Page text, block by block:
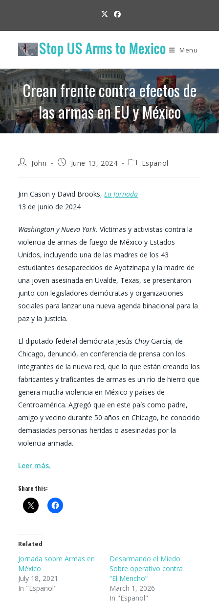
content
Menu
Crean frente contra efectos de
las armas en EU y México
PostJohn
PostJune 13, 2024
PostEspanol
Jim Cason y David Brooks,La Jornada
13 de junio de 2024
Washington y Nueva York. Víctimas y activistas contra la
violencia de armas de fuego de México y Estados
Unidos, incluyendo una de las madres de los 43
estudiantes desaparecidos de Ayotzinapa y la madre de
una joven asesinada en Uvalde, Texas, se presentaron
junto con legisladores demócratas y organizaciones
sociales para lanzar una nuevaagenda binacional para la
paz y la justicia.
El diputado federal demócrata Jesús ChuyGarcía, de
Chicago, denunció, en conferencia de prensa con los
integrantes de la nueva red, quelo que están creando los
fabricantes y traficantes de armas es un río de hierro que
genera mucha violencia en México y países de
Centroamérica. Agregó que en este paíscomo padre,
amigo y vecino durante 50 años en Chicago, he conocido
demasiadas personas heridas o asesinadas por la
violencia armada.
Leer más.
Share this:
Related
Jornada sobre Armas en
México
July 18, 2021
In "Espanol"
Desarmando el Miedo:
Sobre operativo contra
“El Mencho”
March 1, 2026
In "Espanol"